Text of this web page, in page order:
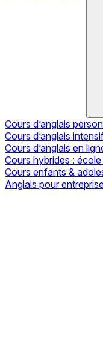
Cours d’anglais
Cours d’anglais
Cours d’anglais en
Cours hybrides :
Cours enfants &
Anglais pour